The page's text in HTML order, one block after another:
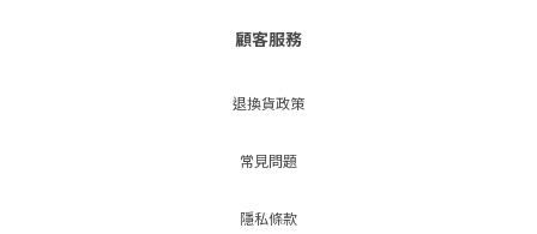
顧客服務
退換貨政策
常見問題
隱私條款